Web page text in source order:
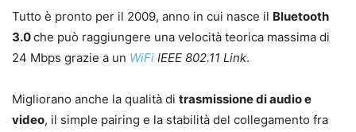
Tutto è pronto per il 2009, anno in cui nasce il Bluetooth
3.0che può raggiungere una velocità teorica massima di
24 Mbps grazie a un WiFi IEEE 802.11 Link.
Migliorano anche la qualità di trasmissione di audio e
video, il simple pairing e la stabilità del collegamento fra